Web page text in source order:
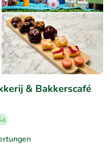
& Bakkerscafé